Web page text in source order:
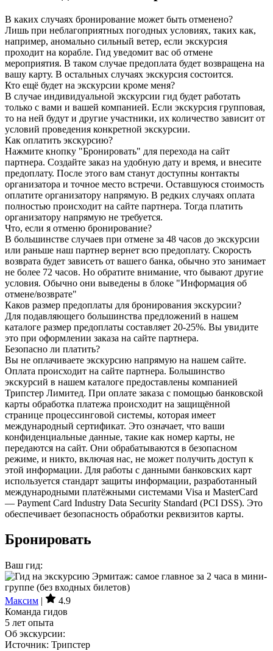
В каких случаях бронирование может быть отменено?
Лишь при неблагоприятных погодных условиях, таких как,
например, аномально сильный ветер, если экскурсия
проходит на корабле. Гид уведомит вас об отмене
мероприятия. В таком случае предоплата будет возвращена на
вашу карту. В остальных случаях экскурсия состоится.
Кто ещё будет на экскурсии кроме меня?
В случае индивидуальной экскурсии гид будет работать
только с вами и вашей компанией. Если экскурсия групповая,
то на ней будут и другие участники, их количество зависит от
условий проведения конкретной экскурсии.
Как оплатить экскурсию?
Нажмите кнопку "Бронировать" для перехода на сайт
партнера. Создайте заказ на удобную дату и время, и внесите
предоплату. После этого вам станут доступны контакты
организатора и точное место встречи. Оставшуюся стоимость
оплатите организатору напрямую. В редких случаях оплата
полностью происходит на сайте партнера. Тогда платить
организатору напрямую не требуется.
Что, если я отменю бронирование?
В большинстве случаев при отмене за 48 часов до экскурсии
или раньше наш партнер вернет всю предоплату. Скорость
возврата будет зависеть от вашего банка, обычно это занимает
не более 72 часов. Но обратите внимание, что бывают другие
условия. Обычно они выведены в блоке "Информация об
отмене/возврате"
Каков размер предоплаты для бронирования экскурсии?
Для подавляющего большинства предложений в нашем
каталоге размер предоплаты составляет 20-25%. Вы увидите
это при оформлении заказа на сайте партнера.
Безопасно ли платить?
Вы не оплачиваете экскурсию напрямую на нашем сайте.
Оплата происходит на сайте партнера. Большинство
экскурсий в нашем каталоге предоставлены компанией
Трипстер Лимитед. При оплате заказа с помощью банковской
карты обработка платежа происходит на защищённой
странице процессинговой системы, которая имеет
международный сертификат. Это означает, что ваши
конфиденциальные данные, такие как номер карты, не
передаются на сайт. Они обрабатываются в безопасном
режиме, и никто, включая нас, не может получить доступ к
этой информации. Для работы с данными банковских карт
используется стандарт защиты информации, разработанный
международными платёжными системами Visa и MasterCard
— Payment Card Industry Data Security Standard (PCI DSS). Это
обеспечивает безопасность обработки реквизитов карты.
Бронировать
Ваш гид:
Максим |
4.9
Команда гидов
5 лет опыта
Об экскурсии:
Источник: Трипстер